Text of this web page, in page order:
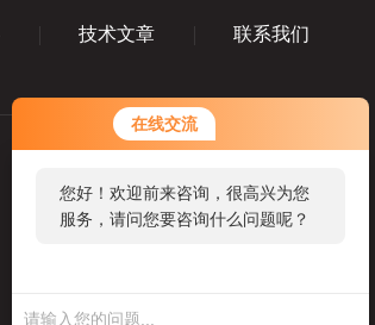
在线交流
您好！欢迎前来咨询，很高兴为您
服务，请问您要咨询什么问题呢？
技术文章 联系我们